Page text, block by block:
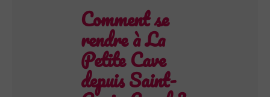
Comment se
rendre à La
Petite Cave
depuis Saint-